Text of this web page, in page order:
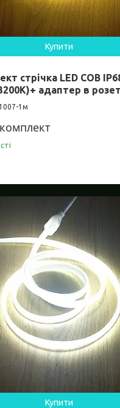
Купити
стрічка LED COB
адаптер в
1м
Купити